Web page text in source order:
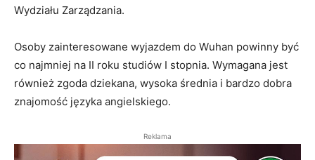
Wydziału Zarządzania.
Osoby zainteresowane wyjazdem do Wuhan powinny być
co najmniej na II roku studiów I stopnia. Wymagana jest
również zgoda dziekana, wysoka średnia i bardzo dobra
znajomość języka angielskiego.
Reklama